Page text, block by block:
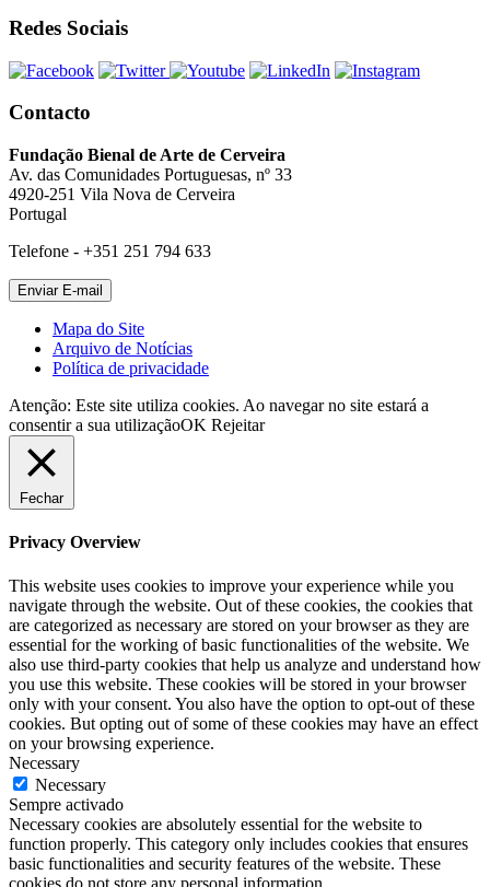
Redes Sociais
Contacto
Fundação Bienal de Arte de Cerveira
Av. das Comunidades Portuguesas, nº 33
4920-251 Vila Nova de Cerveira
Portugal
Telefone - +351 251 794 633
Mapa do Site
Arquivo de Notícias
Política de privacidade
Atenção: Este site utiliza cookies. Ao navegar no site estará a
consentir a sua utilizaçãoOK Rejeitar
Fechar
Privacy Overview
This website uses cookies to improve your experience while you
navigate through the website. Out of these cookies, the cookies that
are categorized as necessary are stored on your browser as they are
essential for the working of basic functionalities of the website. We
also use third-party cookies that help us analyze and understand how
you use this website. These cookies will be stored in your browser
only with your consent. You also have the option to opt-out of these
cookies. But opting out of some of these cookies may have an effect
on your browsing experience.
Necessary
Necessary
Sempre activado
Necessary cookies are absolutely essential for the website to
function properly. This category only includes cookies that ensures
basic functionalities and security features of the website. These
cookies do not store any personal information.